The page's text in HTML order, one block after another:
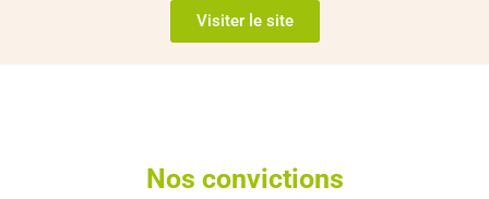
Visiter le site
Nos convictions